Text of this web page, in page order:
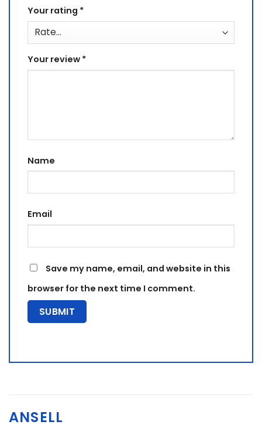
Your rating *
Your review *
Name
Email
Save my name, email, and website in this
browser for the next time I comment.
ANSELL